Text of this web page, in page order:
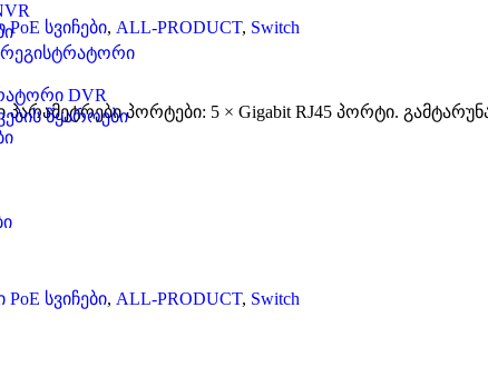
DVR
წყაროები
სვიჩები, ALL-PRODUCT, Switch
პორტები: 5 × Gigabit RJ45 პორტი.
სვიჩები, ALL-PRODUCT, Switch